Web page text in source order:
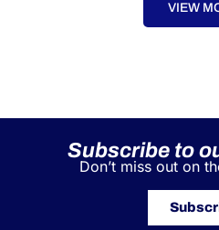
VIEW
Subscribe to
Don’t miss out on